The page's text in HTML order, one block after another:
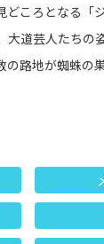
どころとなる「
大道芸人たちの
の路地が蜘蛛の